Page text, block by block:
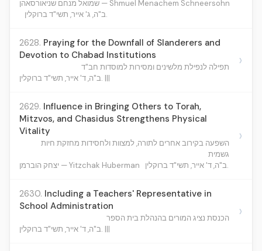
שמואל מנחם שניאורסאהן — Shmuel Menachem Schneersohn
ב"ה, ג' אייר, תשי"ד ברוקלין.
2628. Praying for the Downfall of Slanderers and
Devotion to Chabad Institutions
תפילה לנפילת מלשינים ומסירות למוסדות חב"ד
ב"ה, ד' אייר, תשי"ד ברוקלין. |||
›
2629. Influence in Bringing Others to Torah,
Mitzvos, and Chasidus Strengthens Physical
Vitality
השפעה בקירוב אחרים לתורה, למצוות ולחסידות מחזקת חיות
גשמית
יצחק הוברמן — Yitzchak Huberman
ב"ה, ד' אייר, תשי"ד ברוקלין.
›
2630. Including a Teachers' Representative in
School Administration
הכנסת נציג המורים בהנהלת בית הספר
ב"ה, ד' אייר, תשי"ד ברוקלין. |||
›